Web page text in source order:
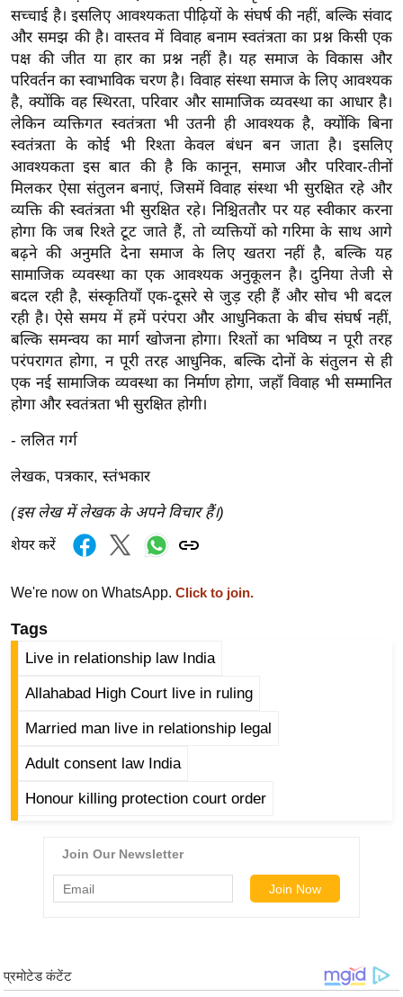
/
फै
श
न
घ
रे
लू
नु
स्खे
प
र्य
ट
न
स्थ
ल
फि
ट
स
मं
रि
ले
न
शि
ज
वि
श्ले
क
सच्चाई है। इसलिए आवश्यकता पीढ़ियों के संघर्ष की नहीं, बल्कि संवाद
और समझ की है। वास्तव में विवाह बनाम स्वतंत्रता का प्रश्न किसी एक
पक्ष की जीत या हार का प्रश्न नहीं है। यह समाज के विकास और
परिवर्तन का स्वाभाविक चरण है। विवाह संस्था समाज के लिए आवश्यक
है, क्योंकि वह स्थिरता, परिवार और सामाजिक व्यवस्था का आधार है।
लेकिन व्यक्तिगत स्वतंत्रता भी उतनी ही आवश्यक है, क्योंकि बिना
स्वतंत्रता के कोई भी रिश्ता केवल बंधन बन जाता है। इसलिए
आवश्यकता इस बात की है कि कानून, समाज और परिवार-तीनों
मिलकर ऐसा संतुलन बनाएं, जिसमें विवाह संस्था भी सुरक्षित रहे और
व्यक्ति की स्वतंत्रता भी सुरक्षित रहे। निश्चिततौर पर यह स्वीकार करना
होगा कि जब रिश्ते टूट जाते हैं, तो व्यक्तियों को गरिमा के साथ आगे
बढ़ने की अनुमति देना समाज के लिए खतरा नहीं है, बल्कि यह
सामाजिक व्यवस्था का एक आवश्यक अनुकूलन है। दुनिया तेजी से
बदल रही है, संस्कृतियाँ एक-दूसरे से जुड़ रही हैं और सोच भी बदल
रही है। ऐसे समय में हमें परंपरा और आधुनिकता के बीच संघर्ष नहीं,
बल्कि समन्वय का मार्ग खोजना होगा। रिश्तों का भविष्य न पूरी तरह
परंपरागत होगा, न पूरी तरह आधुनिक, बल्कि दोनों के संतुलन से ही
एक नई सामाजिक व्यवस्था का निर्माण होगा, जहाँ विवाह भी सम्मानित
होगा और स्वतंत्रता भी सुरक्षित होगी।
- ललित गर्ग
लेखक, पत्रकार, स्तंभकार
(इस लेख में लेखक के अपने विचार हैं।)
शेयर करें
We're now on WhatsApp. Click to join.
Tags
Live in relationship law India
Allahabad High Court live in ruling
Married man live in relationship legal
Adult consent law India
Honour killing protection court order